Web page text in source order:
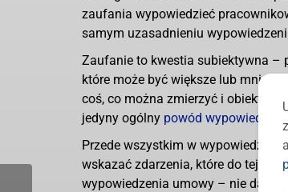
zaufania wypowiedzieć
samym uzasadnieniu
Zaufanie to kwestia subiektywna –
które może być większe lub
coś, co można zmierzyć i
jedyny ogólny powód
Przede wszystkim w
wskazać zdarzenia, które do tej
wypowiedzenia umowy – nie da się